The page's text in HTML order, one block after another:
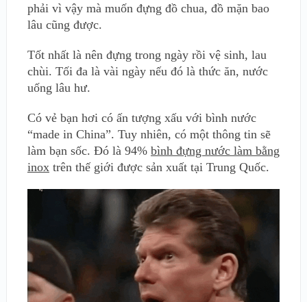
phải vì vậy mà muốn đựng đồ chua, đồ mặn bao
lâu cũng được.
Tốt nhất là nên đựng trong ngày rồi vệ sinh, lau
chùi. Tối đa là vài ngày nếu đó là thức ăn, nước
uống lâu hư.
Có vẻ bạn hơi có ấn tượng xấu với bình nước
“made in China”. Tuy nhiên, có một thông tin sẽ
làm bạn sốc. Đó là 94% bình đựng nước làm bằng
inoxtrên thế giới được sản xuất tại Trung Quốc.